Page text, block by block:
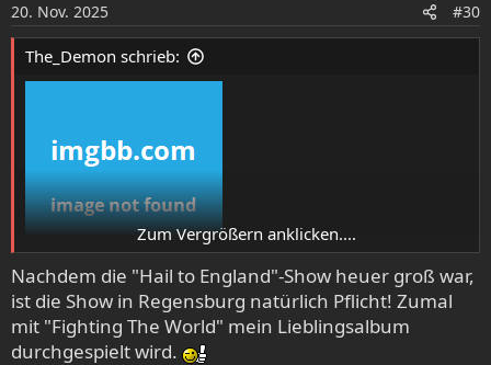
20. Nov. 2025 #30
The_Demon schrieb:
Zum Vergrößern anklicken....
Nachdem die "Hail to England"-Show heuer groß war,
ist die Show in Regensburg natürlich Pflicht! Zumal
mit "Fighting The World" mein Lieblingsalbum
durchgespielt wird.